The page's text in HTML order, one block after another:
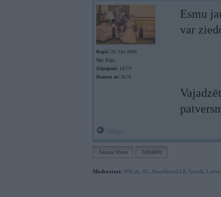
Kopš: 20. Oct 2006
No: Rīga
Ziņojumi: 14774
Braucu ar: Xc70
Esmu
var
Jauna tēma Atbildēt
Moderatori: 968-jk AV AiwaShuraLLP, GirtzB Lafter